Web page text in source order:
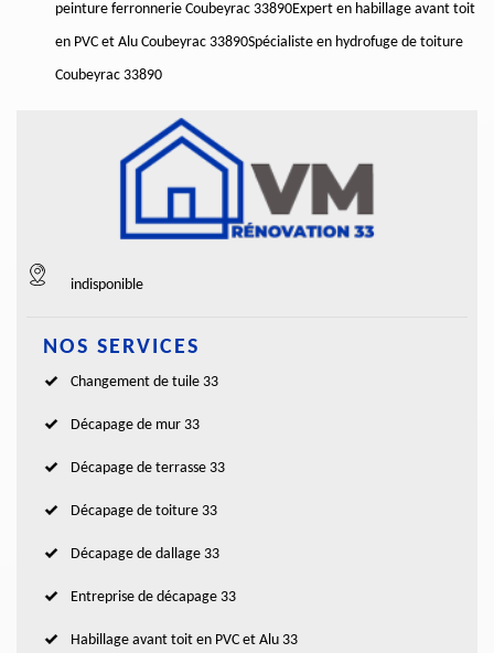
peinture ferronnerie Coubeyrac 33890Expert en habillage avant toit
en PVC et Alu Coubeyrac 33890Spécialiste en hydrofuge de toiture
Coubeyrac 33890
indisponible
NOS SERVICES
Changement de tuile 33
Décapage de mur 33
Décapage de terrasse 33
Décapage de toiture 33
Décapage de dallage 33
Entreprise de décapage 33
Habillage avant toit en PVC et Alu 33